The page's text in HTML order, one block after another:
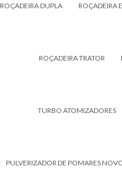
ROÇADEIRA DUPLA ROÇADEIRA
ROÇADEIRA TRATOR
TURBO ATOMIZADORES
PULVERIZADOR DE POMARES